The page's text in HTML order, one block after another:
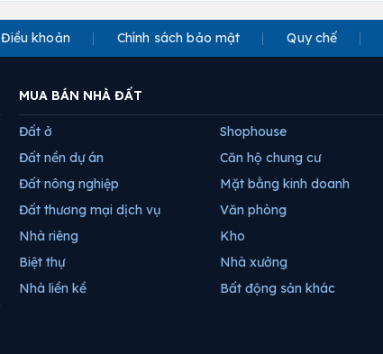
Điều khoản Chính sách bảo mật Quy chế
MUA BÁN NHÀ ĐẤT
Đất ở
Đất nền dự án
Đất nông nghiệp
Đất thương mại dịch vụ
Nhà riêng
Biệt thự
Nhà liền kề
Shophouse
Căn hộ chung cư
Mặt bằng kinh doanh
Văn phòng
Kho
Nhà xưởng
Bất động sản khác